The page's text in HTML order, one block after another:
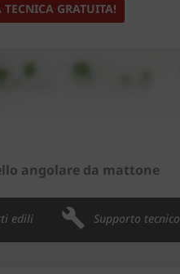
GRATUITA!
angolare da mattone
edili Supporto tecnico